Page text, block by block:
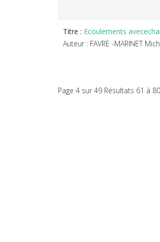
Titre : Ecoulements
Auteur : FAVRE -MARINET
Page 4 sur 49 Résultats 61 à